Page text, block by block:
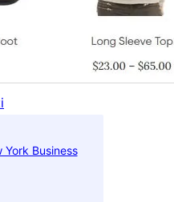
York Business